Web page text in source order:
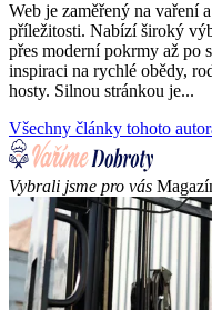
Web je zaměřený na vaření
příležitosti. Nabízí široký
přes moderní pokrmy až po
inspiraci na rychlé obědy,
hosty. Silnou stránkou je...
Všechny články tohoto
Vybrali jsme pro vás